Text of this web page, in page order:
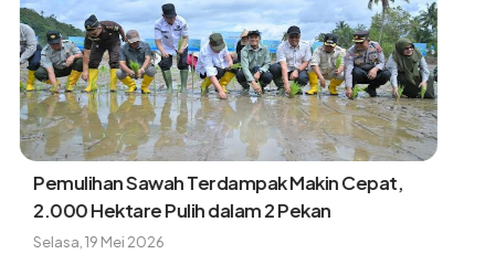
Kasatgas PRR: Lebih dari 44 ribu huntap akan
dibangun untuk penyintas bencana
Rabu, 5 Agustus 2026